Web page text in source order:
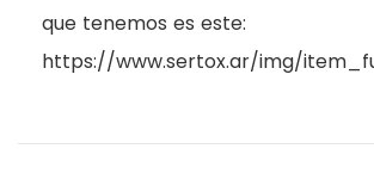
que tenemos es este:
https://www.sertox.ar/img/